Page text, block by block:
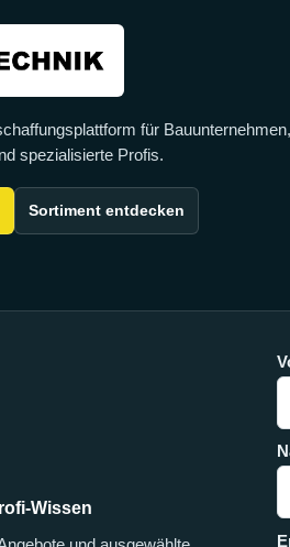
für Bauunternehmen,
spezialisierte Profis.
Sortiment entdecken
Wissen